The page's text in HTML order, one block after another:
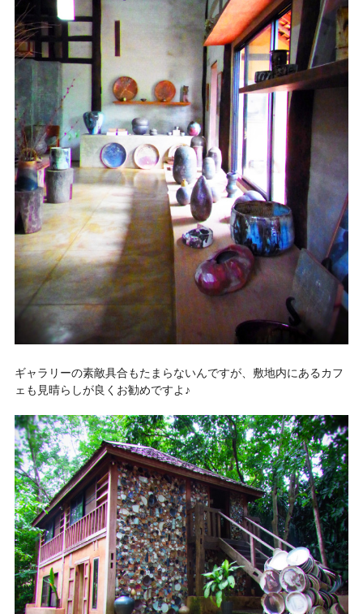
ギャラリーの素敵具合もたまらないんですが、敷地内にあるカフ
ェも見晴らしが良くお勧めですよ♪